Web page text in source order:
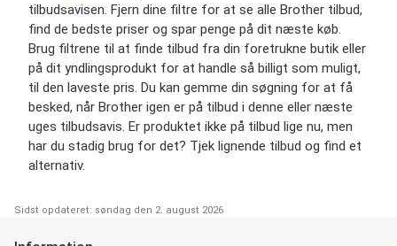
tilbudsavisen. Fjern dine filtre for at se alle Brother tilbud,
find de bedste priser og spar penge på dit næste køb.
Brug filtrene til at finde tilbud fra din foretrukne butik eller
på dit yndlingsprodukt for at handle så billigt som muligt,
til den laveste pris. Du kan gemme din søgning for at få
besked, når Brother igen er på tilbud i denne eller næste
uges tilbudsavis. Er produktet ikke på tilbud lige nu, men
har du stadig brug for det? Tjek lignende tilbud og find et
alternativ.
Sidst opdateret: søndag den 2. august 2026